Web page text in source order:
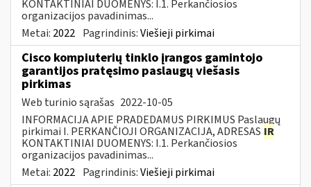
KONTAKTINIAI DUOMENYS: I.1. Perkančiosios
organizacijos pavadinimas...
Metai: 2022 Pagrindinis:Viešieji pirkimai
Cisco kompiuterių tinklo įrangos gamintojo
garantijos pratęsimo paslaugų viešasis
pirkimas
Web turinio sąrašas 2022-10-05
INFORMACIJA APIE PRADEDAMUS PIRKIMUS Paslaugų
pirkimai I. PERKANČIOJI ORGANIZACIJA, ADRESAS IR
KONTAKTINIAI DUOMENYS: I.1. Perkančiosios
organizacijos pavadinimas...
Metai: 2022 Pagrindinis:Viešieji pirkimai